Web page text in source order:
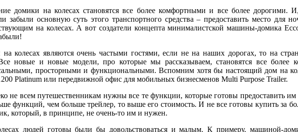
домики на колесах становятся все более комфортными и все более дорогими.
забыли основную суть этого транспортного средства – предоставить место для
на колесах. А вот создатели концепта минималистской машины-домика
колесах являются очень частыми гостями, если не на наших дорогах, то на
новые и новые модели, про которые мы рассказываем, становятся все более
просторными и функциональными. Вспомним хотя бы настоящий дом на
Platinum или передвижной офис для мобильных бизнесменов Multi Purpose Trailer.
не всем путешественникам нужны все те функции, которые готовы предоставить
функций, чем больше трейлер, то выше его стоимость. И не все готовы купить за
который, в принципе, не очень-то им и нужен.
людей готовы были бы довольствоваться и малым. К примеру, машиной-